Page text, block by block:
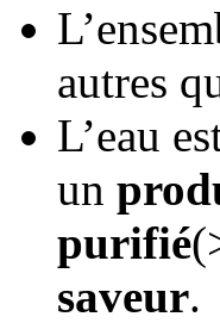
autres
L’eau
un
purifié
saveur.